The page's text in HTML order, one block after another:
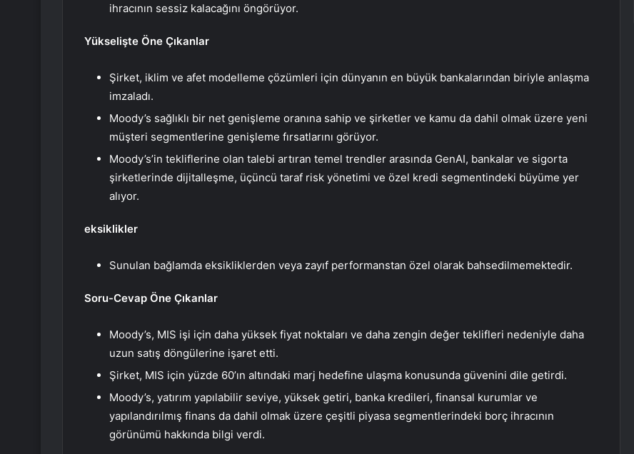
ihracının sessiz kalacağını öngörüyor.
Yükselişte Öne Çıkanlar
Şirket, iklim ve afet modelleme çözümleri için dünyanın en büyük bankalarından biriyle anlaşma
imzaladı.
Moody’s sağlıklı bir net genişleme oranına sahip ve şirketler ve kamu da dahil olmak üzere yeni
müşteri segmentlerine genişleme fırsatlarını görüyor.
Moody’s’in tekliflerine olan talebi artıran temel trendler arasında GenAI, bankalar ve sigorta
şirketlerinde dijitalleşme, üçüncü taraf risk yönetimi ve özel kredi segmentindeki büyüme yer
alıyor.
eksiklikler
Sunulan bağlamda eksikliklerden veya zayıf performanstan özel olarak bahsedilmemektedir.
Soru-Cevap Öne Çıkanlar
Moody’s, MIS işi için daha yüksek fiyat noktaları ve daha zengin değer teklifleri nedeniyle daha
uzun satış döngülerine işaret etti.
Şirket, MIS için yüzde 60’ın altındaki marj hedefine ulaşma konusunda güvenini dile getirdi.
Moody’s, yatırım yapılabilir seviye, yüksek getiri, banka kredileri, finansal kurumlar ve
yapılandırılmış finans da dahil olmak üzere çeşitli piyasa segmentlerindeki borç ihracının
görünümü hakkında bilgi verdi.